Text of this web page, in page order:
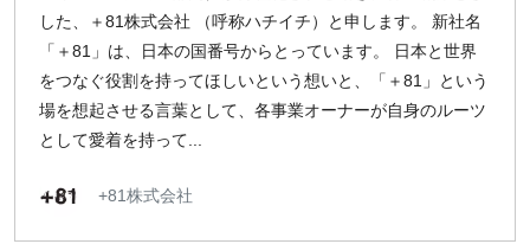
した、＋81株式会社 （呼称ハチイチ）と申します。 新社名
「＋81」は、日本の国番号からとっています。 日本と世界
をつなぐ役割を持ってほしいという想いと、「＋81」という
場を想起させる言葉として、各事業オーナーが自身のルーツ
として愛着を持って...
+81株式会社